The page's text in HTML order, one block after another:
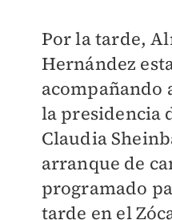
Por la tarde,
Hernández
acompañando
la presidencia
Claudia
arranque de
programado
tarde en el